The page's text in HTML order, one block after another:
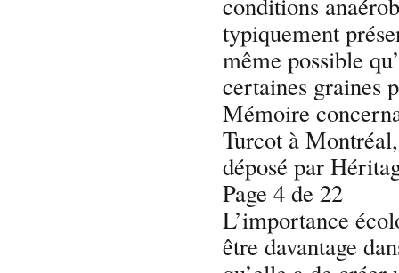
typiquement
même possible
certaines graines
Mémoire
Turcot à
déposé par
Page 4 de 22
L’importance
être davantage